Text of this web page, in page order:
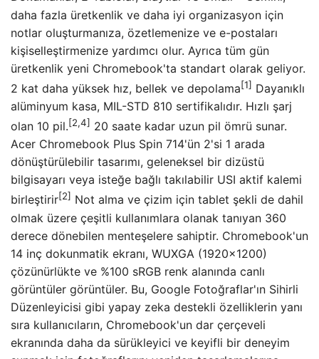
daha fazla üretkenlik ve daha iyi organizasyon için
notlar oluşturmanıza, özetlemenize ve e-postaları
kişiselleştirmenize yardımcı olur. Ayrıca tüm gün
üretkenlik yeni Chromebook'ta standart olarak geliyor.
2 kat daha yüksek hız, bellek ve depolama[1] Dayanıklı
alüminyum kasa, MIL-STD 810 sertifikalıdır. Hızlı şarj
olan 10 pil.[2,4] 20 saate kadar uzun pil ömrü sunar.
Acer Chromebook Plus Spin 714'ün 2'si 1 arada
dönüştürülebilir tasarımı, geleneksel bir dizüstü
bilgisayarı veya isteğe bağlı takılabilir USI aktif kalemi
birleştirir[2] Not alma ve çizim için tablet şekli de dahil
olmak üzere çeşitli kullanımlara olanak tanıyan 360
derece dönebilen menteşelere sahiptir. Chromebook'un
14 inç dokunmatik ekranı, WUXGA (1920×1200)
çözünürlükte ve %100 sRGB renk alanında canlı
görüntüler görüntüler. Bu, Google Fotoğraflar'ın Sihirli
Düzenleyicisi gibi yapay zeka destekli özelliklerin yanı
sıra kullanıcıların, Chromebook'un dar çerçeveli
ekranında daha da sürükleyici ve keyifli bir deneyim